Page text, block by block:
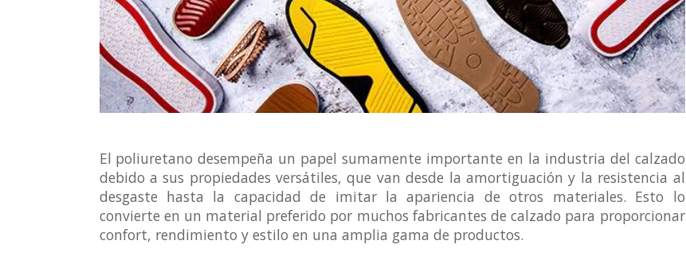
El poliuretano desempeña un papel sumamente importante en la industria del calzado
debido a sus propiedades versátiles, que van desde la amortiguación y la resistencia al
desgaste hasta la capacidad de imitar la apariencia de otros materiales. Esto lo
convierte en un material preferido por muchos fabricantes de calzado para proporcionar
confort, rendimiento y estilo en una amplia gama de productos.